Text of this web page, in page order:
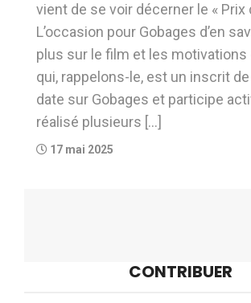
vient de se voir décerner le « Prix
L’occasion pour Gobages d’en
plus sur le film et les motivations
qui, rappelons-le, est un inscrit
date sur Gobages et participe
réalisé plusieurs […]
17 mai 2025
CONTRIBUER